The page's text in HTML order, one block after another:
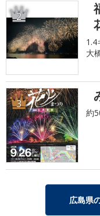
2
1.4
大
3
約
広島県